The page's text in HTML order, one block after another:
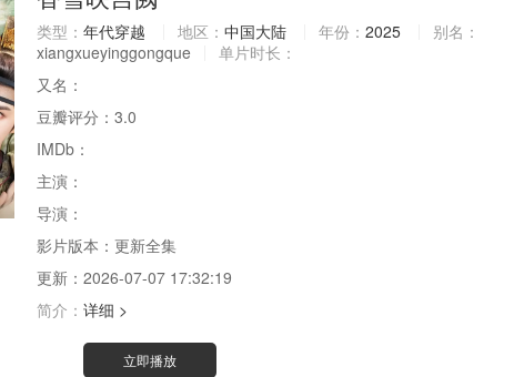
类型： 年代穿越 地区： 中国大陆 年份： 2025
别名：
xiangxueyinggongque
单片时长：
又名：
豆瓣评分： 3.0
IMDb：
主演：
导演：
影片版本： 更新全集
更新： 2026-07-07 17:32:19
简介： 详细 >
立即播放